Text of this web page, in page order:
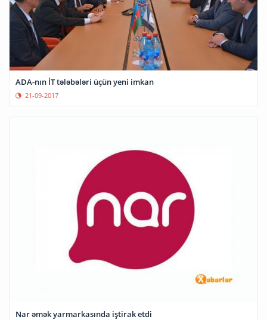
ADA-nın İT tələbələri üçün yeni imkan
21-09-2017
Nar əmək yarmarkasında iştirak etdi